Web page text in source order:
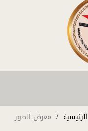
الرئيسية معرض الصور